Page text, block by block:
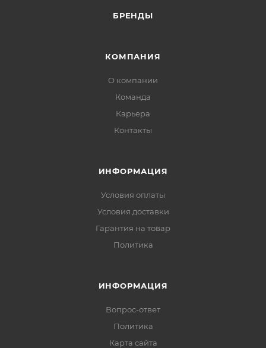
БРЕНДЫ
КОМПАНИЯ
О компании
Команда
Карьера
Контакты
ИНФОРМАЦИЯ
Условия оплаты
Условия доставки
Гарантия на товар
Политика
ИНФОРМАЦИЯ
Вопрос-ответ
Политика
Карта сайта